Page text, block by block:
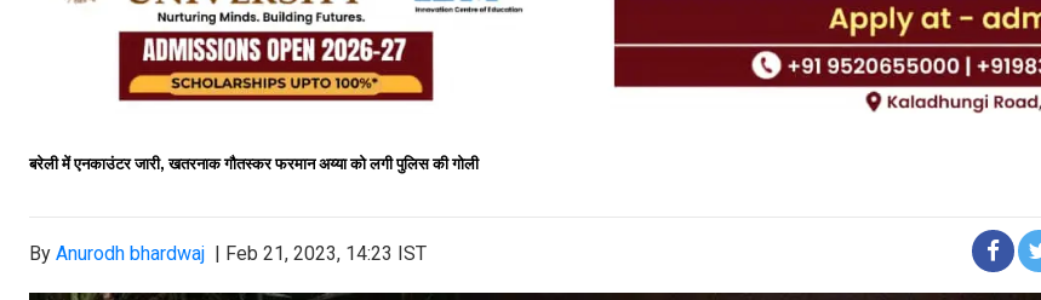
बरेली में एनकाउंटर जारी,खतरनाक गौतस्कर फरमान अय्या को लगी पुलिस की गोली
By Anurodh bhardwaj | Feb 21, 2023, 14:23 IST